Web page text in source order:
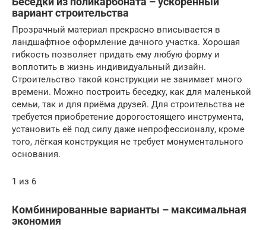
вариант строительства
Прозрачный материал прекрасно вписывается в
ландшафтное оформление дачного участка. Хорошая
гибкость позволяет придать ему любую форму и
воплотить в жизнь индивидуальный дизайн.
Строительство такой конструкции не занимает много
времени. Можно построить беседку, как для маленькой
семьи, так и для приёма друзей. Для строительства не
требуется приобретение дорогостоящего инструмента,
установить её под силу даже непрофессионалу, кроме
того, лёгкая конструкция не требует монументального
основания.
1 из 6
Комбинированные варианты – максимальная
экономия